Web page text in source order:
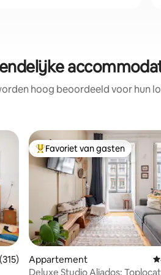
hoog beoordeeld voor hun
beoordeling van 4,98 op 5, 315
Topfavoriet van gasten
Favoriet van gasten
Appartement
Deluxe Studio Aliados: